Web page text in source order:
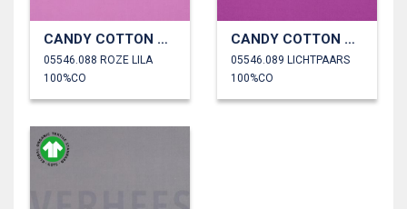
CANDY COTTON GOTS
05546.088 ROZE LILA
100%CO
CANDY COTTON GOTS
05546.089 LICHTPAARS
100%CO